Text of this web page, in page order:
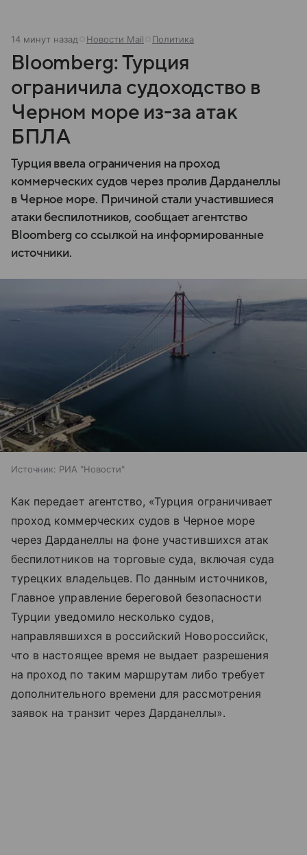
14 минут назад Новости Mail Политика
Bloomberg: Турция
ограничила судоходство в
Черном море из-за атак
БПЛА
Турция ввела ограничения на проход
коммерческих судов через пролив Дарданеллы
в Черное море. Причиной стали участившиеся
атаки беспилотников, сообщает агентство
Bloomberg со ссылкой на информированные
источники.
Источник: РИА "Новости"
Как передает агентство, «Турция ограничивает
проход коммерческих судов в Черное море
через Дарданеллы на фоне участившихся атак
беспилотников на торговые суда, включая суда
турецких владельцев. По данным источников,
Главное управление береговой безопасности
Турции уведомило несколько судов,
направлявшихся в российский Новороссийск,
что в настоящее время не выдает разрешения
на проход по таким маршрутам либо требует
дополнительного времени для рассмотрения
заявок на транзит через Дарданеллы».